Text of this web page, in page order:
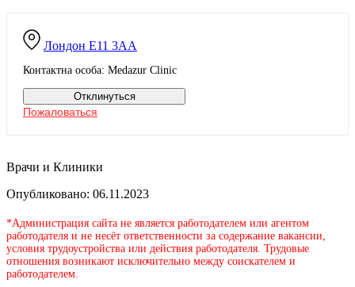
Лондон E11 3AA
Контактна особа: Medazur Clinic
Отклинуться
Пожаловаться
Врачи и Клиники
Опубликовано: 06.11.2023
*Администрация сайта не является работодателем или агентом
работодателя и не несёт ответственности за содержание вакансии,
условия трудоустройства или действия работодателя. Трудовые
отношения возникают исключительно между соискателем и
работодателем.